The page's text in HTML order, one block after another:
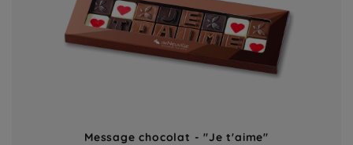
Message chocolat - "Je t'aime"